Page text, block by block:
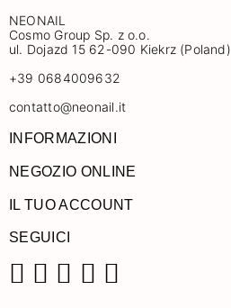
NEONAIL
Cosmo Group Sp. z o.o.
ul. Dojazd 15 62-090 Kiekrz (Poland)
+39 0684009632
contatto@neonail.it
INFORMAZIONI
NEGOZIO ONLINE
IL TUO ACCOUNT
SEGUICI